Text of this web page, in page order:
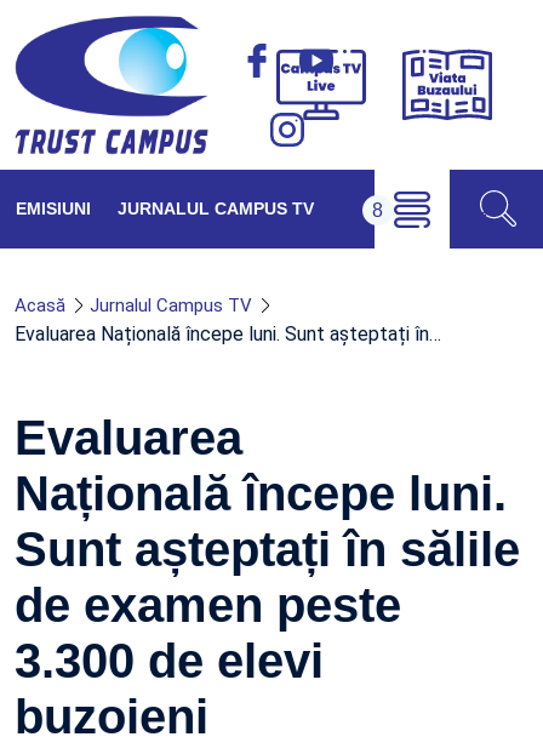
Campus
Viața
EMISIUNI JURNALUL CAMPUS TV
Acasă Jurnalul Campus TV
Evaluarea Națională începe luni. Sunt așteptați în…
Evaluarea
Națională începe luni.
Sunt așteptați în sălile
de examen peste
3.300 de elevi
buzoieni